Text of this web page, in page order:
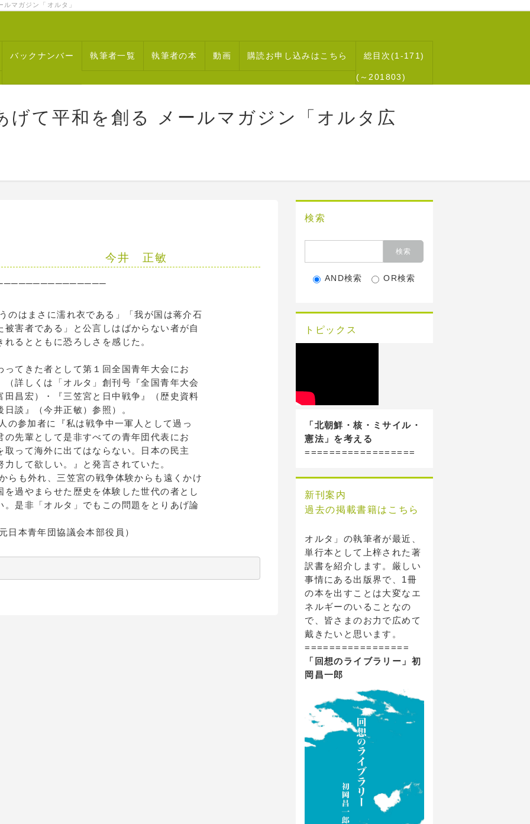
ガジン「オルタ」
バックナンバー 執筆者一覧 執筆者の本 動画 購読お申し込みはこちら 総目次(1-171)
(～201803)
げて平和を創る メールマガジン「オルタ広
神論文 今井 正敏
はまさに濡れ衣である」「我が国は蒋介石
害者である」と公言しはばからない者が自
るとともに恐ろしさを感じた。
てきた者として第１回全国青年大会にお
詳しくは「オルタ」創刊号『全国青年大会
昌宏）・『三笠宮と日中戦争』（歴史資料
日談』（今井正敏）参照）。
の参加者に『私は戦争中一軍人として過っ
先輩として是非すべての青年団代表にお
って海外に出てはならない。日本の民主
して欲しい。』と発言されていた。
も外れ、三笠宮の戦争体験からも遠くかけ
過やまらせた歴史を体験した世代の者とし
是非「オルタ」でもこの問題をとりあげ論
会本部役員）
検索
AND検索 OR検索
トピックス
「北朝鮮・核・ミサイル・
憲法」を考える
==================
新刊案内
過去の掲載書籍はこちら
オルタ」の執筆者が最近、
単行本として上梓された著
訳書を紹介します。厳しい
事情にある出版界で、1冊
の本を出すことは大変なエ
ネルギーのいることなの
で、皆さまのお力で広めて
戴きたいと思います。
=================
「回想のライブラリー」初
岡昌一郎